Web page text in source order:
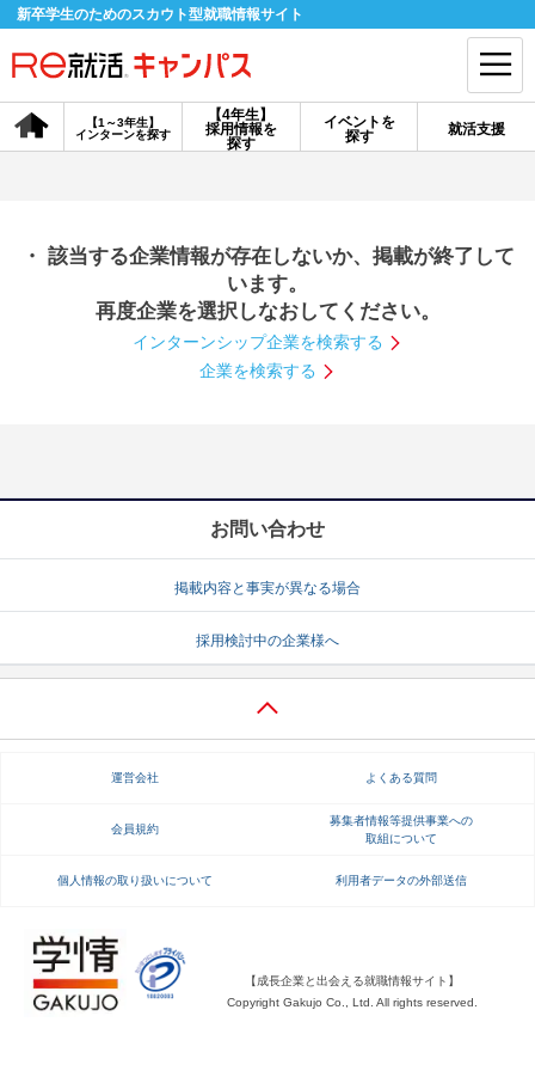
新卒学生のためのスカウト型就職情報サイト
【4年生】
採用情報を
探す
【1～3年生】
インターンを探す
イベントを
探す
就活支援
会員登録 ログイン
探す
【4年生】
説明会を探す
インターンを探す
就活ノウハウ・サポート
就活支援
就活ノウハウが満載！ お役立ち記事・相談室など
適職診断 就活チャンネル
・ 該当する企業情報が存在しないか、掲載が終了して
います。
再度企業を選択しなおしてください。
インターンシップ企業を検索する
企業を検索する
お問い合わせ
掲載内容と事実が異なる場合
採用検討中の企業様へ
運営会社 よくある質問
会員規約
募集者情報等提供事業への
取組について
個人情報の取り扱いについて 利用者データの外部送信
【成長企業と出会える就職情報サイト】
Copyright Gakujo Co., Ltd. All rights reserved.